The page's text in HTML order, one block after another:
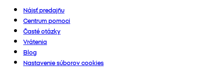
Nájsť predajňu
Centrum pomoci
Časté otázky
Vrátenia
Blog
Nastavenie súborov cookies